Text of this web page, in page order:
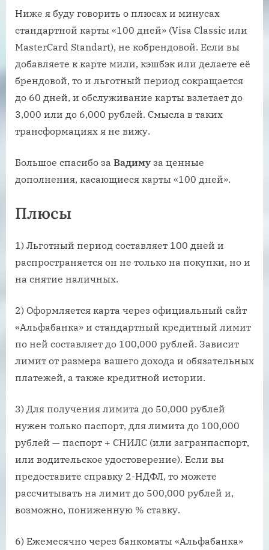
Ниже я буду говорить о плюсах и минусах
стандартной карты «100 дней» (Visa Classic или
MasterCard Standart), не кобрендовой. Если вы
добавляете к карте мили, кэшбэк или делаете её
брендовой, то и льготный период сокращается
до 60 дней, и обслуживание карты взлетает до
3,000 или до 6,000 рублей. Смысла в таких
трансформациях я не вижу.
Большое спасибо за Вадиму за ценные
дополнения, касающиеся карты «100 дней».
Плюсы
1) Льготный период составляет 100 дней и
распространяется он не только на покупки, но и
на снятие наличных.
2) Оформляется карта через официальный сайт
«Альфабанка» и стандартный кредитный лимит
по ней составляет до 100,000 рублей. Зависит
лимит от размера вашего дохода и обязательных
платежей, а также кредитной истории.
3) Для получения лимита до 50,000 рублей
нужен только паспорт, для лимита до 100,000
рублей — паспорт + СНИЛС (или загранпаспорт,
или водительское удостоверение). Если вы
предоставите справку 2-НДФЛ, то можете
рассчитывать на лимит до 500,000 рублей и,
возможно, пониженную % ставку.
6) Ежемесячно через банкоматы «Альфабанка»